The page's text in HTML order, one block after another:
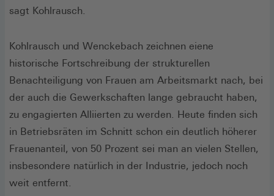
sagt Kohlrausch.
Kohlrausch und Wenckebach zeichnen eiene
historische Fortschreibung der strukturellen
Benachteiligung von Frauen am Arbeitsmarkt nach, bei
der auch die Gewerkschaften lange gebraucht haben,
zu engagierten Alliierten zu werden. Heute finden sich
in Betriebsräten im Schnitt schon ein deutlich höherer
Frauenanteil, von 50 Prozent sei man an vielen Stellen,
insbesondere natürlich in der Industrie, jedoch noch
weit entfernt.